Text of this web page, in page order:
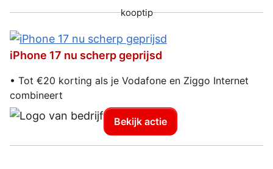
kooptip
iPhone 17 nu scherp geprijsd
• Tot €20 korting als je Vodafone en Ziggo Internet
combineert
Bekijk actie